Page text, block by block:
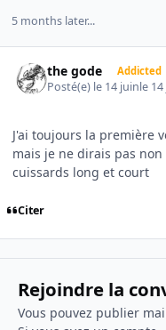
5 months later...
the gode Addicted
Posté(e) le 14 juinle
J'ai toujours la première
mais je ne dirais pas
cuissards long et court
Citer
Rejoindre la
Vous pouvez publier